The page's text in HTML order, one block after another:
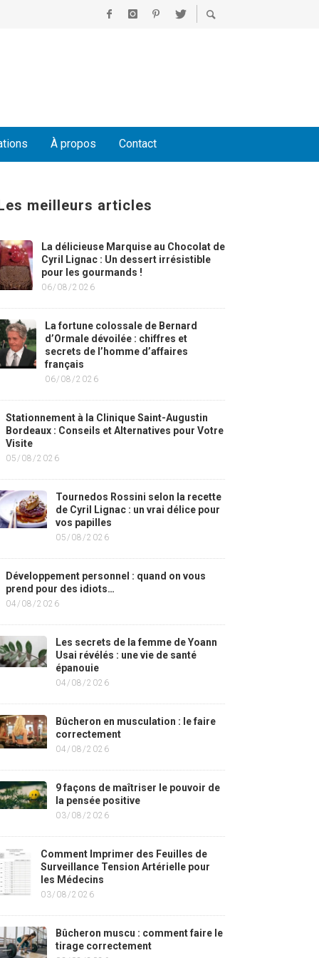
À propos Contact
meilleurs articles
La délicieuse Marquise au Chocolat de
Cyril Lignac : Un dessert irrésistible
pour les gourmands !
06/08/2026
La fortune colossale de Bernard
d’Ormale dévoilée : chiffres et
secrets de l’homme d’affaires
français
06/08/2026
Stationnement à la Clinique Saint-Augustin
Bordeaux : Conseils et Alternatives pour Votre
Visite
05/08/2026
Tournedos Rossini selon la recette
de Cyril Lignac : un vrai délice pour
vos papilles
05/08/2026
Développement personnel : quand on vous
prend pour des idiots…
04/08/2026
Les secrets de la femme de Yoann
Usai révélés : une vie de santé
épanouie
04/08/2026
Bûcheron en musculation : le faire
correctement
04/08/2026
9 façons de maîtriser le pouvoir de
la pensée positive
03/08/2026
Comment Imprimer des Feuilles de
Surveillance Tension Artérielle pour
les Médecins
03/08/2026
Bûcheron muscu : comment faire le
tirage correctement